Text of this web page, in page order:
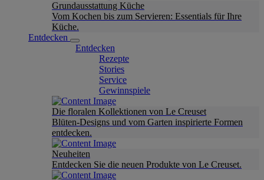
Grundausstattung Küche
Vom Kochen bis zum Servieren: Essentials für Ihre
Küche.
Entdecken
Entdecken
Rezepte
Stories
Service
Gewinnspiele
Die floralen Kollektionen von Le Creuset
Blüten-Designs und vom Garten inspirierte Formen
entdecken.
Neuheiten
Entdecken Sie die neuen Produkte von Le Creuset.